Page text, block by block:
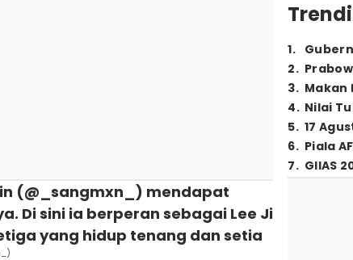
(@_sangmxn_) mendapat
Di sini ia berperan sebagai Lee Ji
yang hidup tenang dan setia
1.
2.
3. Makan
4. Nilai
5. 17
6. Piala
7. GIIAS